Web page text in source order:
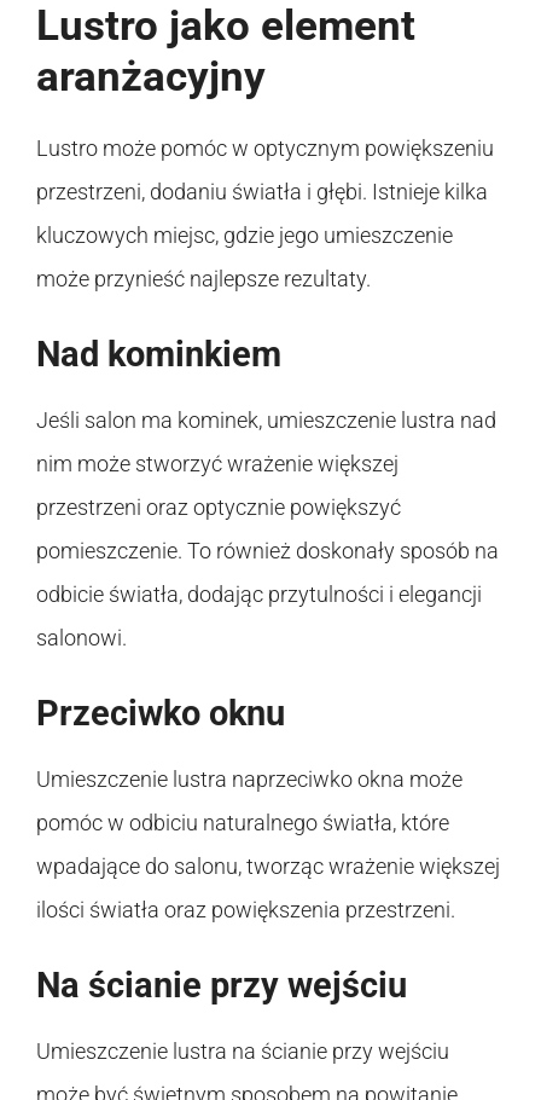
Lustro jako element
aranżacyjny
Lustro może pomóc w optycznym powiększeniu
przestrzeni, dodaniu światła i głębi. Istnieje kilka
kluczowych miejsc, gdzie jego umieszczenie
może przynieść najlepsze rezultaty.
Nad kominkiem
Jeśli salon ma kominek, umieszczenie lustra nad
nim może stworzyć wrażenie większej
przestrzeni oraz optycznie powiększyć
pomieszczenie. To również doskonały sposób na
odbicie światła, dodając przytulności i elegancji
salonowi.
Przeciwko oknu
Umieszczenie lustra naprzeciwko okna może
pomóc w odbiciu naturalnego światła, które
wpadające do salonu, tworząc wrażenie większej
ilości światła oraz powiększenia przestrzeni.
Na ścianie przy wejściu
Umieszczenie lustra na ścianie przy wejściu
może być świetnym sposobem na powitanie